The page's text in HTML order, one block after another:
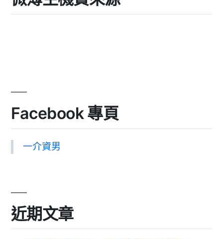
Facebook 專頁
一介資男
近期文章